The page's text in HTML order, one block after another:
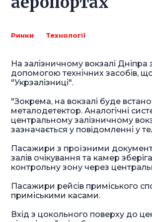
Ринки Технології
На залізничному вокзалі
допомогою технічних засобів,
"Укрзалізниці".
"Зокрема, на вокзалі буде
металодетектор. Аналогічні
центральному залізничному
зазначається у повідомленні у
Пасажири з проїзними
залів очікування та камер
контрольну зону через
Пасажири рейсів приміського
приміськими касами.
Вхід з цокольного поверху до